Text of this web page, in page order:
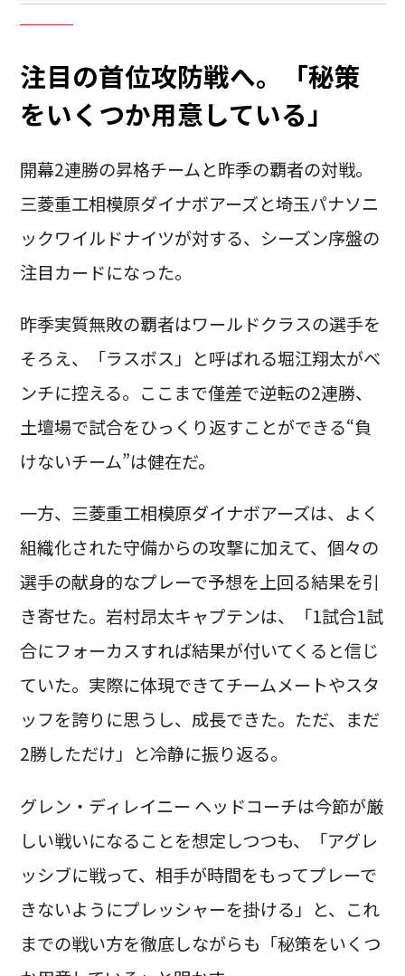
注目の首位攻防戦へ。「秘策
をいくつか用意している」
開幕2連勝の昇格チームと昨季の覇者の対戦。
三菱重工相模原ダイナボアーズと埼玉パナソニ
ックワイルドナイツが対する、シーズン序盤の
注目カードになった。
昨季実質無敗の覇者はワールドクラスの選手を
そろえ、「ラスボス」と呼ばれる堀江翔太がベ
ンチに控える。ここまで僅差で逆転の2連勝、
土壇場で試合をひっくり返すことができる“負
けないチーム”は健在だ。
一方、三菱重工相模原ダイナボアーズは、よく
組織化された守備からの攻撃に加えて、個々の
選手の献身的なプレーで予想を上回る結果を引
き寄せた。岩村昂太キャプテンは、「1試合1試
合にフォーカスすれば結果が付いてくると信じ
ていた。実際に体現できてチームメートやスタ
ッフを誇りに思うし、成長できた。ただ、まだ
2勝しただけ」と冷静に振り返る。
グレン・ディレイニー ヘッドコーチは今節が厳
しい戦いになることを想定しつつも、「アグレ
ッシブに戦って、相手が時間をもってプレーで
きないようにプレッシャーを掛ける」と、これ
までの戦い方を徹底しながらも「秘策をいくつ